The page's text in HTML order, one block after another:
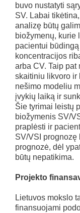
buvo nustatyti
SV. Labai
analizę būtų
biožymenų, kurie
pacientui
koncentracijos
arba CV. Taip
skaitiniu likvoro ir
nešimo modeliu
įvykių laiką ir
Šie tyrimai leistų
biožymenis SV/
praplėsti ir
SV/VSI prognozę
prognozė, dėl
būtų nepatikima.
Projekto
Lietuvos mokslo
finansuojami